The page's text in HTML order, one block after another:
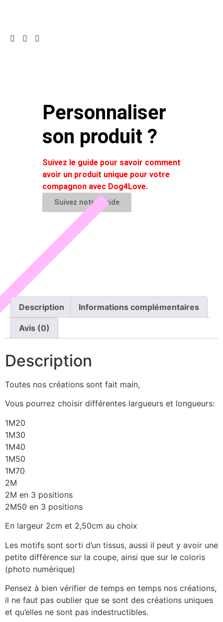
Personnaliser
son produit ?
Suivez le guide pour savoir comment
avoir un produit unique pour votre
compagnon avec Dog4Love.
Suivez notre guide
Description Informations complémentaires
Avis (0)
Description
Toutes nos créations sont fait main,
Vous pourrez choisir différentes largueurs et longueurs:
1M20
1M30
1M40
1M50
1M70
2M
2M en 3 positions
2M50 en 3 positions
En largeur 2cm et 2,50cm au choix
Les motifs sont sorti d’un tissus, aussi il peut y avoir une
petite différence sur la coupe, ainsi que sur le coloris
(photo numérique)
Pensez à bien vérifier de temps en temps nos créations,
il ne faut pas oublier que se sont des créations uniques
et qu’elles ne sont pas indestructibles.